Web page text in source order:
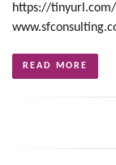
https://
READ MORE